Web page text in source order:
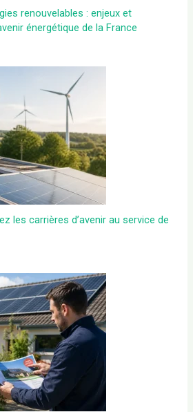
renouvelables : enjeux et
énergétique de la France
les carrières d’avenir au service de